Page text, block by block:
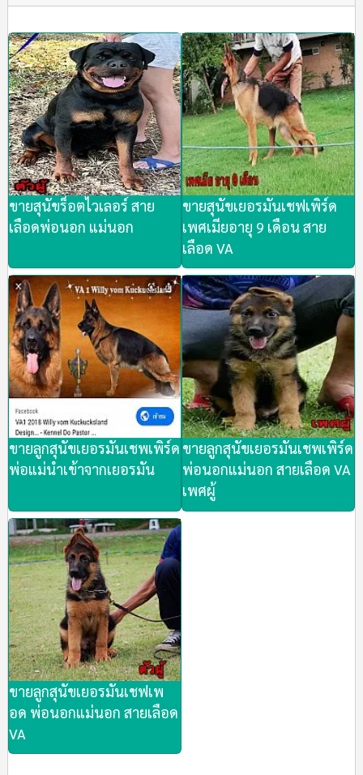
ขายสุนัขร็อตไวเลอร์ สาย
เลือดพ่อนอก แม่นอก
ขายสุนัขเยอรมันเชฟเพิร์ด
เพศเมียอายุ 9 เดือน สาย
เลือด VA
ขายลูกสุนัขเยอรมันเชพเพิร์ด
พ่อแม่นำเข้าจากเยอรมัน
ขายลูกสุนัขเยอรมันเชพเพิร์ด
พ่อนอกแม่นอก สายเลือด VA
เพศผู้
ขายลูกสุนัขเยอรมันเชฟเพ
อด พ่อนอกแม่นอก สายเลือด
VA